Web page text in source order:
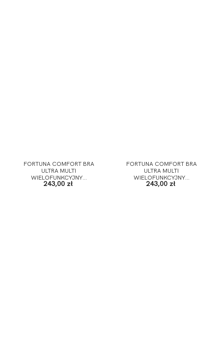
FORTUNA COMFORT BRA
ULTRA MULTI
WIELOFUNKCYJNY...
243,00 zł
FORTUNA COMFORT BRA
ULTRA MULTI
WIELOFUNKCYJNY...
243,00 zł